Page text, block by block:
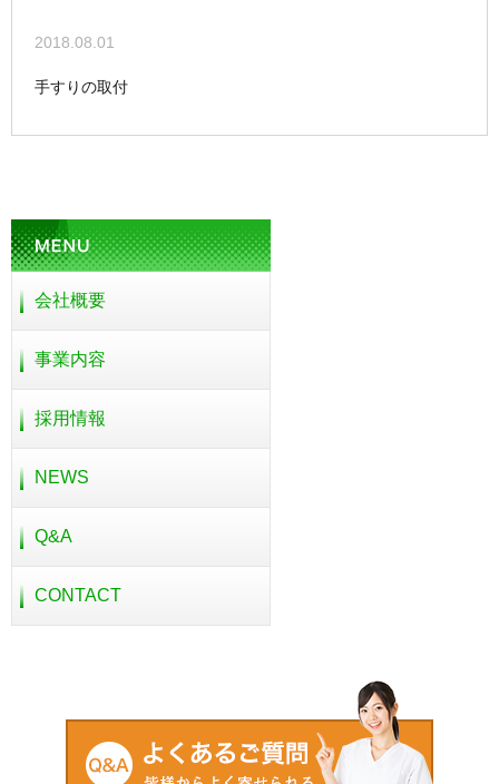
2018.08.01
手すりの取付
会社概要
事業内容
採用情報
NEWS
Q&A
CONTACT